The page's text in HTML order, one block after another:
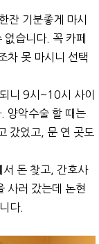
잔 기분좋게 마시
습니다. 꼭 카페
차 못 마시니 선택
니 9시~10시 사이
양악수술 할 때는
갔었고, 문 연 곳도
돈 찾고, 간호사
사러 갔는데 논현
다.